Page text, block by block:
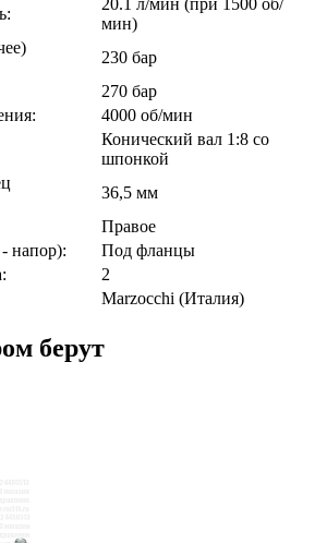
20.1 л/мин (при 1500 об/
мин)
230 бар
270 бар
4000 об/мин
Конический вал 1:8 со
шпонкой
36,5 мм
Правое
напор):
Под фланцы
2
Marzocchi (Италия)
берут